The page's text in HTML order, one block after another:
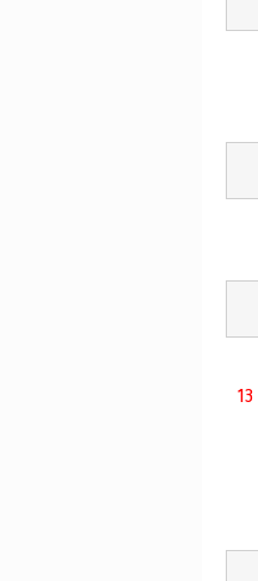
( أفسس 2 : 1- 10 ) ( متى 26 : 41 ) ( يوحنا 14 : 13